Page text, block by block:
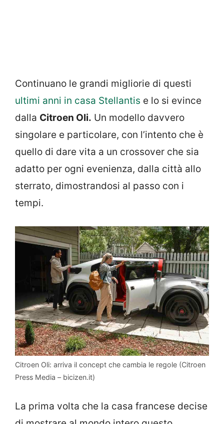
Continuano le grandi migliorie di questi
ultimi anni in casa Stellantis e lo si evince
dalla Citroen Oli. Un modello davvero
singolare e particolare, con l’intento che è
quello di dare vita a un crossover che sia
adatto per ogni evenienza, dalla città allo
sterrato, dimostrandosi al passo con i
tempi.
Citroen Oli: arriva il concept che cambia le regole (Citroen
Press Media – bicizen.it)
La prima volta che la casa francese decise